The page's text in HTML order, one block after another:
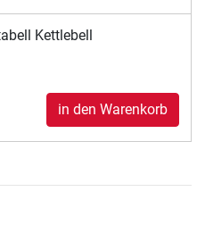
Kettlebell
in den Warenkorb